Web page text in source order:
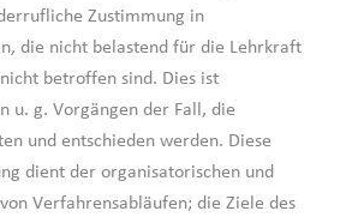
Zustimmung in
die nicht belastend für die Lehrkraft
betroffen sind. Dies ist
u. g. Vorgängen der Fall, die
und entschieden werden. Diese
dient der organisatorischen und
Verfahrensabläufen; die Ziele des